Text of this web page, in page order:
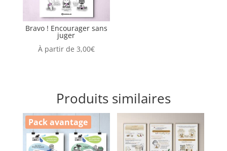
Bravo ! Encourager sans
juger
À partir de 3,00€
Produits similaires
Pack avantage